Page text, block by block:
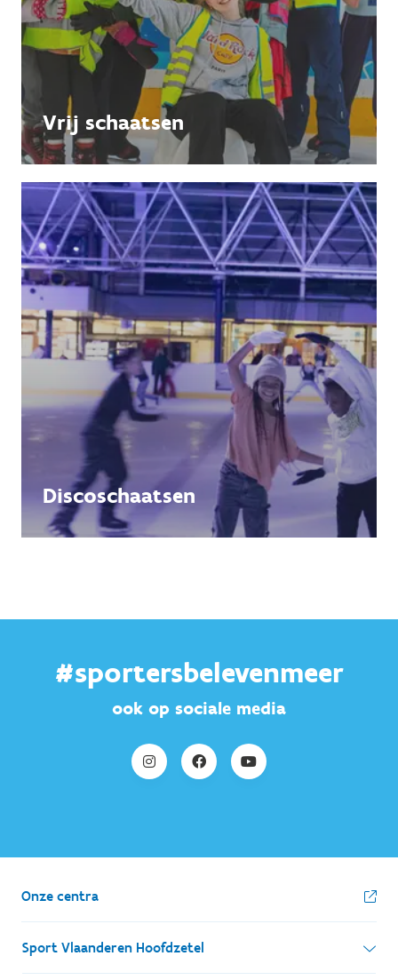
Vrij schaatsen
Discoschaatsen
#sportersbelevenmeer
ook op sociale media
Onze centra
Sport Vlaanderen Hoofdzetel